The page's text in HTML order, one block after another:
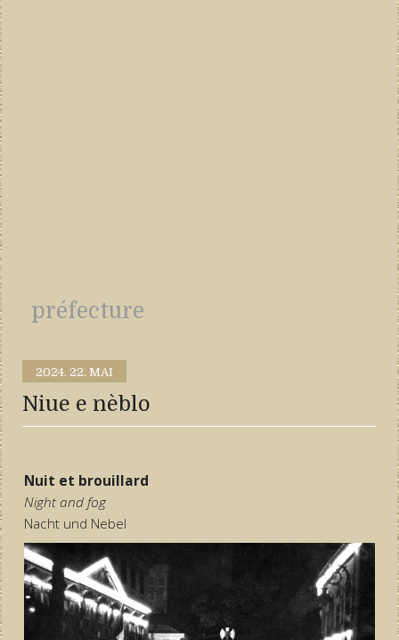
préfecture
2024. 22. MAI
Niue e nèblo
Nuit et brouillard
Night and fog
Nacht und Nebel